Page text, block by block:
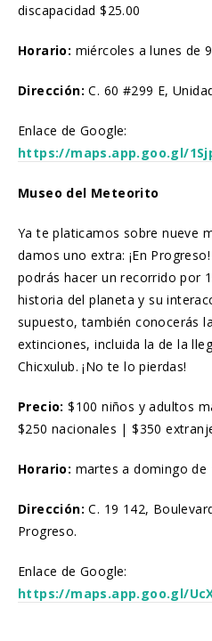
discapacidad $25.00
Horario: miércoles a lunes de
Dirección: C. 60 #299 E,
Enlace de Google:
https://maps.app.goo.gl/
Museo del Meteorito
Ya te platicamos sobre nueve
damos uno extra: ¡En
podrás hacer un recorrido por
historia del planeta y su
supuesto, también conocerás
extinciones, incluida la de la
Chicxulub. ¡No te lo pierdas!
Precio: $100 niños y adultos
$250 nacionales | $350
Horario: martes a domingo de
Dirección: C. 19 142,
Progreso.
Enlace de Google:
https://maps.app.goo.gl/